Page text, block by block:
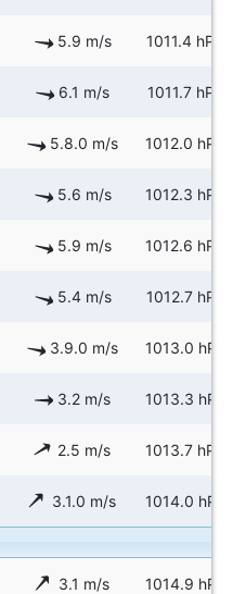
5.9 m/s 1011.4 hPa
6.1 m/s 1011.7 hPa
5.8.0 m/s 1012.0 hPa
5.6 m/s 1012.3 hPa
5.9 m/s 1012.6 hPa
5.4 m/s 1012.7 hPa
3.9.0 m/s 1013.0 hPa
3.2 m/s 1013.3 hPa
2.5 m/s 1013.7 hPa
3.1.0 m/s 1014.0 hPa
3.1 m/s 1014.9 hPa